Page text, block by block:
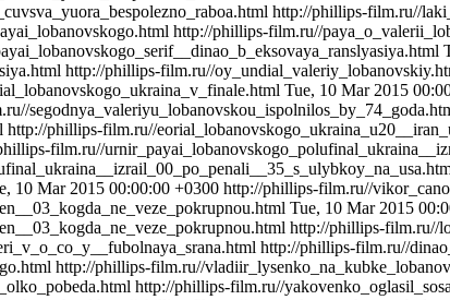
http://phillips-film.ru//
http://phillips-film.ru//
http://phillips-film.ru//
Tue, 10 Mar 2015
http://phillips-film.ru//
film.ru//
10 Mar 2015 00:00:00 +0300 http://phillips-film.ru//
Tue, 10 Mar 2015
http://phillips-film.ru//
http://phillips-film.ru//
http://phillips-film.ru//
http://phillips-film.ru//